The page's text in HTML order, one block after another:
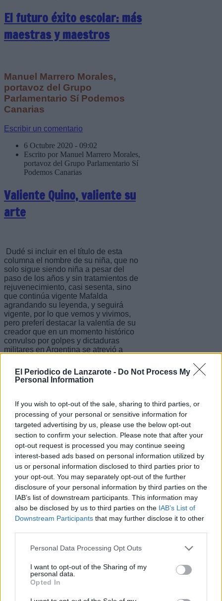
El Periodico de Lanzarote - Do Not Process My
Personal Information
If you wish to opt-out of the sale, sharing to third parties, or
processing of your personal or sensitive information for
targeted advertising by us, please use the below opt-out
section to confirm your selection. Please note that after your
opt-out request is processed you may continue seeing
interest-based ads based on personal information utilized by
us or personal information disclosed to third parties prior to
your opt-out. You may separately opt-out of the further
disclosure of your personal information by third parties on the
IAB’s list of downstream participants. This information may
also be disclosed by us to third parties on the IAB’s List of
Downstream Participants that may further disclose it to other
Personal Data Processing Opt Outs
I want to opt-out of the Sharing of my
personal data.
Opted In
El futuro éxito escolar: más
maestras y maestros
Manuel Marrero Morales,
portavoz del Grupo
Parlamentario Sí Podemos
Canarias
Escribir un comentario
6 Octubre 2020 - 09:02
Escrito por Manuel Marrero Morales,
portavoz del Grupo Parlamentario Sí
Podemos Canarias
Valiente Quino, valiente su
arte
Dudé si incluir en el título de esta
columna el nombre de su niña, que no
solo sigue siendo niña a pesar del
paso de los años y sin tratamientos de
rejuvenecimiento, casi sesenta, sino
que continúa vigente Mafalda
agrandando su leyenda, y seguirá
vigente, por lo que vemos y vivimos,
pero preferí destacar la valentía de su
creador que en un momento histórico
convulso por golpes y dictaduras
militares en Argentina se atrevió a
las tiras más populares, políticas y
críticas del arte contemporáneo del
cómic.
El padre de Mafalda, Joaquín Salvador
Lavado (Quino), murió este 30 de
septiembre a los 88 años de edad en
su natal Argentina, aunque el
autoritarismo, la represión, el desprecio
a la educación, la corrupción, los
atentados medioambientales, las
guerras, el poco sentido común, la falta
de solidaridad y un sinfín de
comportamientos globales, no dejan
morir a su hija mimada.
“¿Y no será que en este mundo hay
cada vez más gente y menos
muchas las reflexiones de Quino que
acompañadas de trazos nos ayudaron
a carburar el pensamiento crítico
eso que Mafalda era en apariencia
una tira solo para “adultos” que todos
leíamos con interés en la prensa
escrita desde temprana edad.